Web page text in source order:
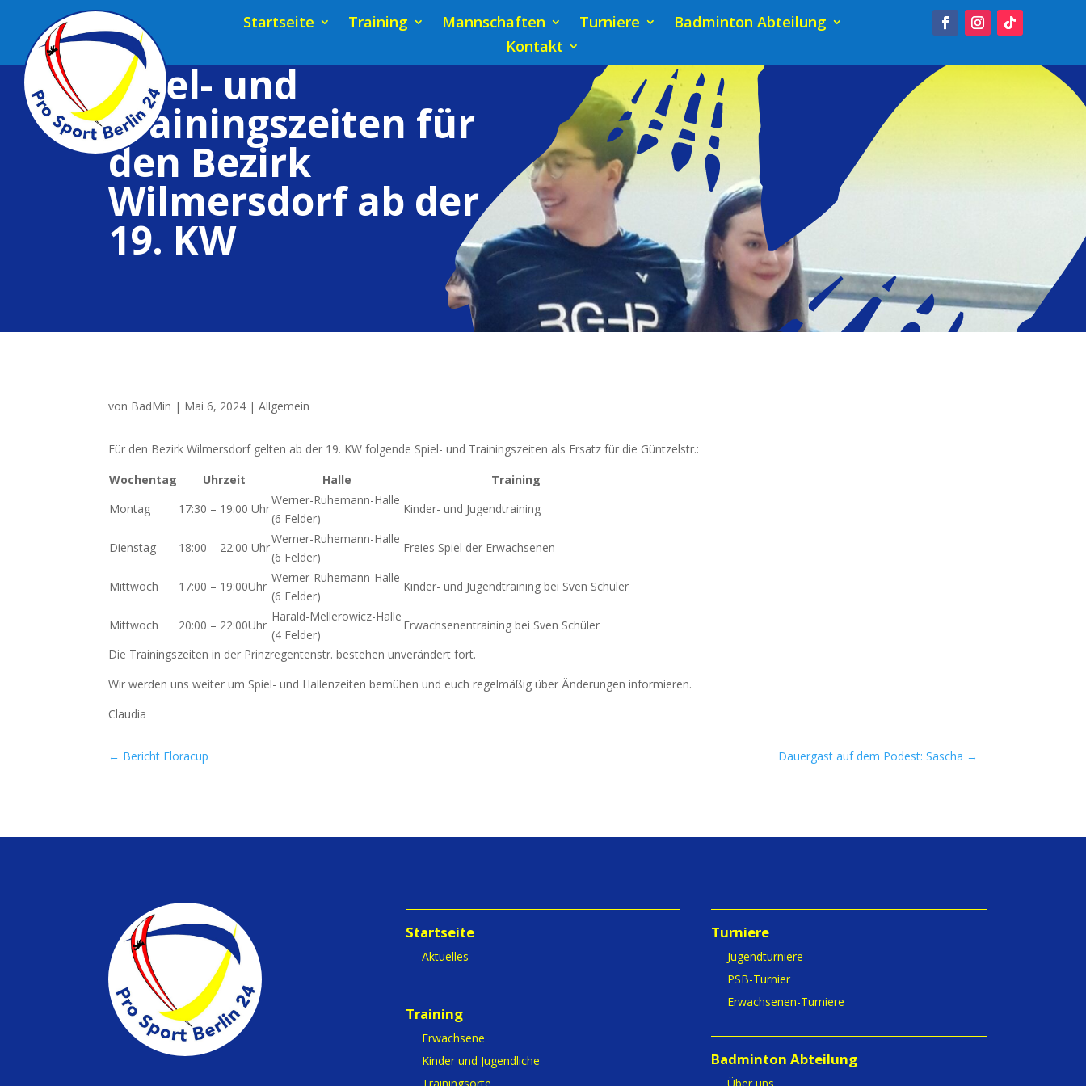
Startseite Training Mannschaften Turniere
Badminton Abteilung
Kontakt
Spiel- und
Trainingszeiten für
den Bezirk
Wilmersdorf ab der
19. KW
von BadMin | Mai 6, 2024 |Allgemein
Für den Bezirk Wil­mers­dorf gel­ten ab der 19. KW fol­gen­de Spiel- und Trai­nings­zei­ten als Ersatz für die Güntzelstr.:
Wochen­tag
Uhr­zeit Hal­le
Trai­ning
Mon­tag
17:30 – 19:00 Uhr
Wer­ner-Ruhe­mann-Hal­le
(6 Fel­der)
Kin­der- und Jugendtraining
Diens­tag 18:00 – 22:00 Uhr
Wer­ner-Ruhe­mann-Hal­le
(6 Fel­der)
Frei­es Spiel der Erwachsenen
Mitt­woch 17:00 – 19:00Uhr
Wer­ner-Ruhe­mann-Hal­le
(6 Fel­der)
Kin­der- und Jugend­trai­ning bei Sven Schüler
Mitt­woch 20:00 – 22:00Uhr
Harald-Mel­le­ro­wicz-Hal­le
(4 Fel­der)
Erwach­se­nen­trai­ning bei Sven Schüler
Die Trai­nings­zei­ten in der Prinz­re­gen­ten­str. bestehen unver­än­dert fort.
Wir wer­den uns wei­ter um Spiel- und Hal­len­zei­ten bemü­hen und euch regel­mä­ßig über Ände­run­gen informieren.
Clau­dia
← Bericht Floracup Dauergast auf dem Podest: Sascha →
Startseite
Aktuelles
Training
Erwachsene
Kinder und Jugendliche
Trainingsorte
Turniere
Jugendturniere
PSB-Turnier
Erwachsenen-Turniere
Badminton Abteilung
Über uns